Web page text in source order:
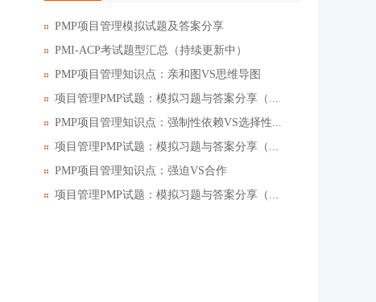
PMP项目管理模拟试题及答案分享
PMI-ACP考试题型汇总（持续更新中）
PMP项目管理知识点：亲和图VS思维导图
项目管理PMP试题：模拟习题与答案分享（...
PMP项目管理知识点：强制性依赖VS选择性...
项目管理PMP试题：模拟习题与答案分享（...
PMP项目管理知识点：强迫VS合作
项目管理PMP试题：模拟习题与答案分享（...